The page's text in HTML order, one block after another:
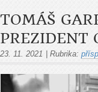
TOMÁŠ
PREZIDENT
23. 11. 2021 Rubrika: